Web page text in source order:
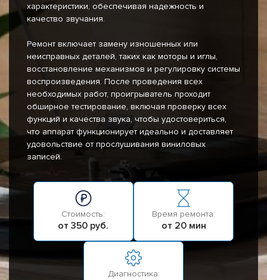
характеристики, обеспечивая надежность и
качество звучания.
Ремонт включает замену изношенных или
неисправных деталей, таких как моторы и иглы,
восстановление механизмов и регулировку системы
воспроизведения. После проведения всех
необходимых работ, проигрыватель проходит
обширное тестирование, включая проверку всех
функций и качества звука, чтобы удостовериться,
что аппарат функционирует идеально и доставляет
удовольствие от прослушивания виниловых
записей.
Стоимость:
от 350 руб.
Время ремонта:
от 20 мин
Диагностика: